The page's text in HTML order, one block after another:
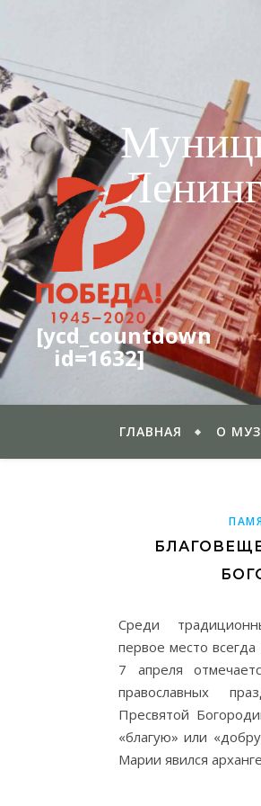
[ycd_countdown
id=1632]
ГЛАВНАЯ О
Среди
первое место всегда
7 апреля
православных
Пресвятой
«благую» или
Марии явился